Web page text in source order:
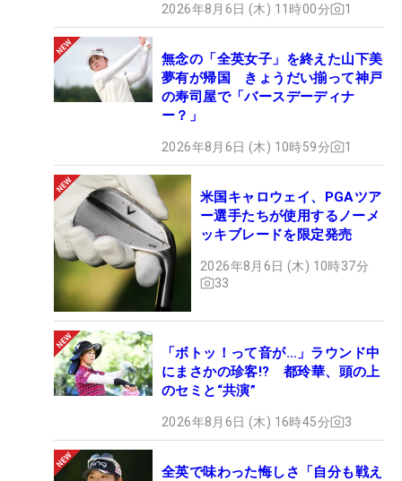
2026年8月6日 (木) 11時00分 1
無念の「全英女子」を終えた山下美
夢有が帰国 きょうだい揃って神戸
の寿司屋で「バースデーディナ
ー？」
2026年8月6日 (木) 10時59分 1
米国キャロウェイ、PGAツア
ー選手たちが使用するノーメ
ッキブレードを限定発売
2026年8月6日 (木) 10時37分
33
「ボトッ！って音が…」ラウンド中
にまさかの珍客!? 都玲華、頭の上
のセミと“共演”
2026年8月6日 (木) 16時45分 3
全英で味わった悔しさ「自分も戦え